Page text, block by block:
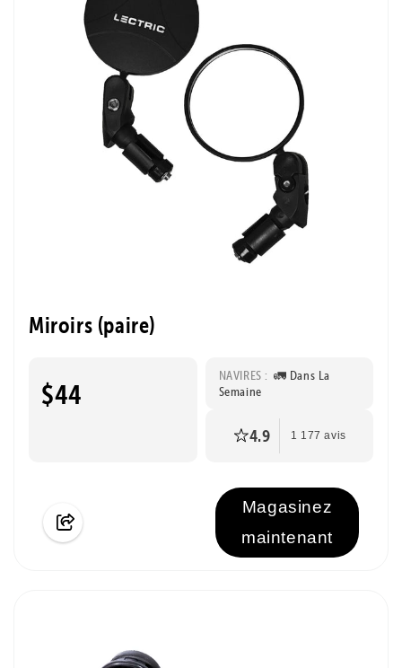
Miroirs (paire)
$44
NAVIRES : 🚛 Dans La
Semaine
4.9 1 177 avis
Magasinez
maintenant